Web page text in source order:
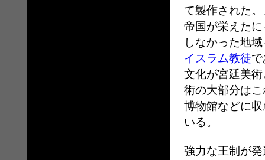
て製作された
帝国が栄えた
しなかった地
イスラム教徒
文化が宮廷美
術の大部分は
博物館などに
いる。
強力な王制が